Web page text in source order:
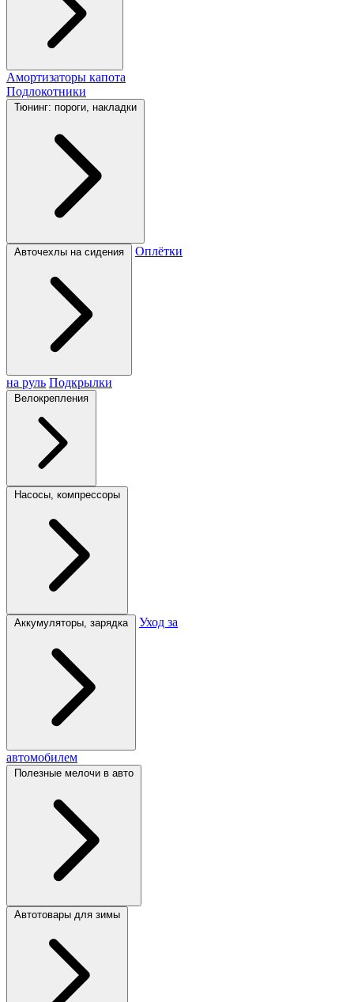
Амортизаторы капота
Подлокотники
Тюнинг: пороги, накладки
Авточехлы на сидения Оплётки
на руль Подкрылки
Велокрепления
Насосы, компрессоры
Аккумуляторы, зарядка Уход за
автомобилем
Полезные мелочи в авто
Автотовары для зимы